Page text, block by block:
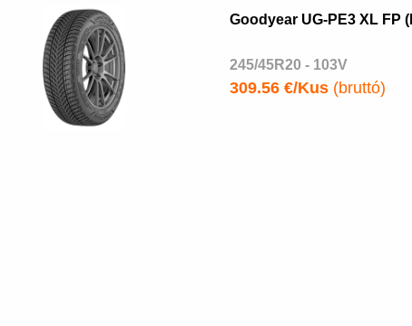
Goodyear UG-PE3 XL FP
245/45R20 - 103V
309.56 €/Kus(bruttó)